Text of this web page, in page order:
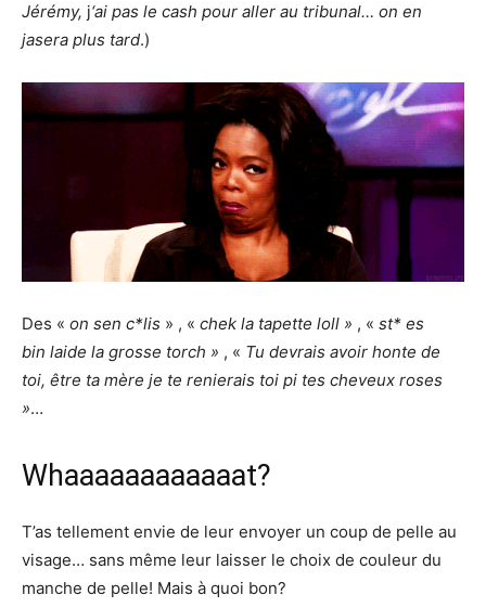
Jérémy, j‘ai pas le cash pour aller au tribunal… on en
jasera plus tard.)
Des « on sen c*lis » , « chek la tapette loll » , « st* es
bin laide la grosse torch » , « Tu devrais avoir honte de
toi, être ta mère je te renierais toi pi tes cheveux roses
»…
Whaaaaaaaaaaaat?
T’as tellement envie de leur envoyer un coup de pelle au
visage… sans même leur laisser le choix de couleur du
manche de pelle! Mais à quoi bon?